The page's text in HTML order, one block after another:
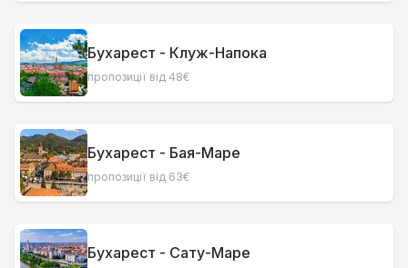
Бухарест - Клуж-Напока
пропозиції від 48€
Бухарест - Бая-Маре
пропозиції від 63€
Бухарест - Сату-Маре